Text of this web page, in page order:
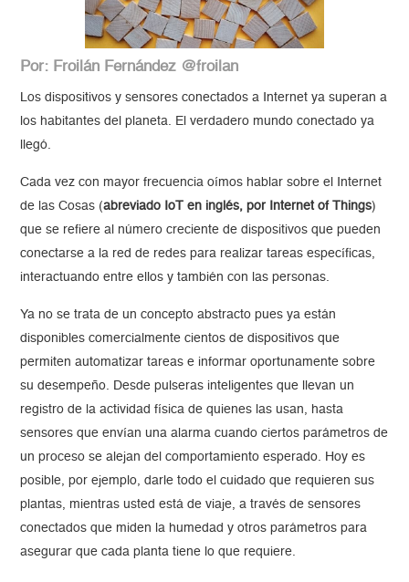
Por: Froilán Fernández @froilan
Los dispositivos y sensores conectados a Internet ya superan a
los habitantes del planeta. El verdadero mundo conectado ya
llegó.
Cada vez con mayor frecuencia oímos hablar sobre el Internet
de las Cosas (abreviado IoT en inglés, por Internet of Things)
que se refiere al número creciente de dispositivos que pueden
conectarse a la red de redes para realizar tareas específicas,
interactuando entre ellos y también con las personas.
Ya no se trata de un concepto abstracto pues ya están
disponibles comercialmente cientos de dispositivos que
permiten automatizar tareas e informar oportunamente sobre
su desempeño. Desde pulseras inteligentes que llevan un
registro de la actividad física de quienes las usan, hasta
sensores que envían una alarma cuando ciertos parámetros de
un proceso se alejan del comportamiento esperado. Hoy es
posible, por ejemplo, darle todo el cuidado que requieren sus
plantas, mientras usted está de viaje, a través de sensores
conectados que miden la humedad y otros parámetros para
asegurar que cada planta tiene lo que requiere.